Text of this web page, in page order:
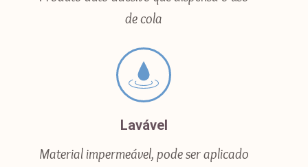
de cola
Lavável
Material impermeável, pode ser aplicado